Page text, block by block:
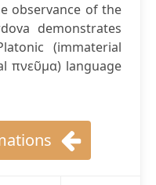
observance of the
demonstrates
(immaterial
πνεῦμα) language